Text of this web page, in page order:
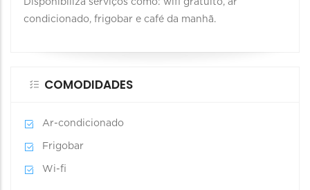
Disponibiliza serviços como: wifi gratuito, ar
condicionado, frigobar e café da manhã.
COMODIDADES
Ar-condicionado
Frigobar
Wi-fi